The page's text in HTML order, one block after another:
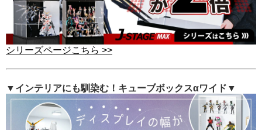
シリーズページこちら >>
▼インテリアにも馴染む！キューブボックスαワイド▼